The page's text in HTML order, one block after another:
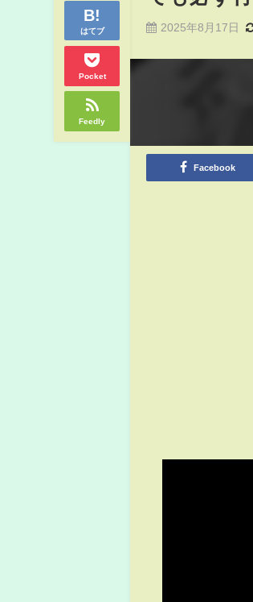
はてブ
Pocket
Feedly
2025年8月17日
Facebook